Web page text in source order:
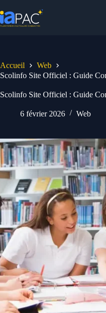
au
contenu
Accueil
Web
Scolinfo Site Officiel : Guide
Scolinfo Site Officiel : Guide
6 février 2026 Web